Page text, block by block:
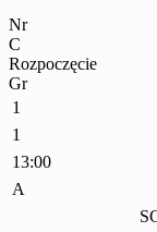
Nr
C
Rozpoczęcie
Gr
1
1
13:00
A